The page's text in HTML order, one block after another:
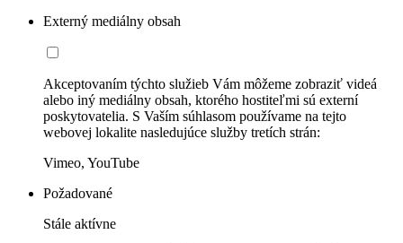
Externý mediálny obsah
Akceptovaním týchto služieb Vám môžeme zobraziť videá
alebo iný mediálny obsah, ktorého hostiteľmi sú externí
poskytovatelia. S Vaším súhlasom používame na tejto
webovej lokalite nasledujúce služby tretích strán:
Vimeo, YouTube
Požadované
Stále aktívne